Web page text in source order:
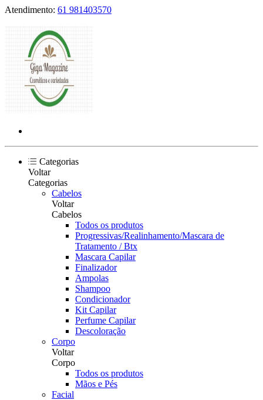
Atendimento: 61 981403570
Categorias
Voltar
Categorias
Cabelos
Voltar
Cabelos
Todos os produtos
Progressivas/Realinhamento/Mascara de
Tratamento / Btx
Mascara Capilar
Finalizador
Ampolas
Shampoo
Condicionador
Kit Capilar
Perfume Capilar
Descoloração
Corpo
Voltar
Corpo
Todos os produtos
Mãos e Pés
Facial